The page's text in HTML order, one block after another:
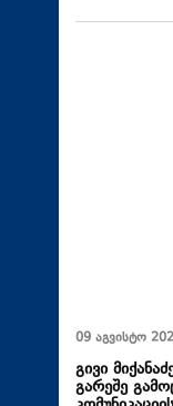
09 აგვისტო
გივი
გარეშე